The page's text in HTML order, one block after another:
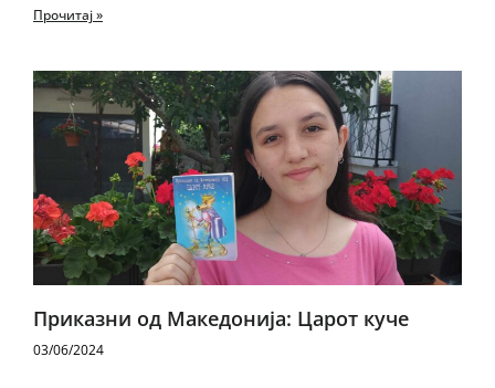
Прочитај »
Приказни од Македонија: Царот куче
03/06/2024